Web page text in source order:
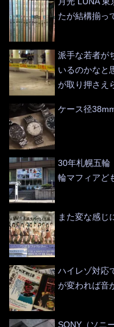
たが結構揃っ
派手な若者が
いるのかなと
が取り押さえ
ケース径
30年札幌五
輪マフィアど
また変な感
ハイレゾ対応
が変われば音
SONY（ソニ